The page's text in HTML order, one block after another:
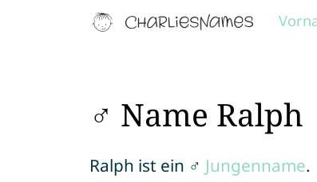
♂ Name Ralph
Ralph ist ein ♂ Jungenname.